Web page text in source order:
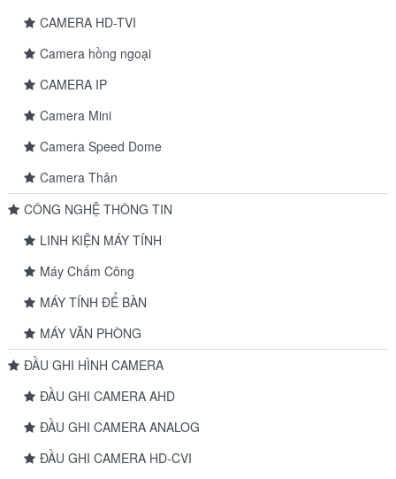
CAMERA HD-TVI
Camera hồng ngoại
CAMERA IP
Camera Mini
Camera Speed Dome
Camera Thân
CÔNG NGHỆ THÔNG TIN
LINH KIỆN MÁY TÍNH
Máy Chấm Công
MÁY TÍNH ĐỂ BÀN
MÁY VĂN PHÒNG
ĐẦU GHI HÌNH CAMERA
ĐẦU GHI CAMERA AHD
ĐẦU GHI CAMERA ANALOG
ĐẦU GHI CAMERA HD-CVI